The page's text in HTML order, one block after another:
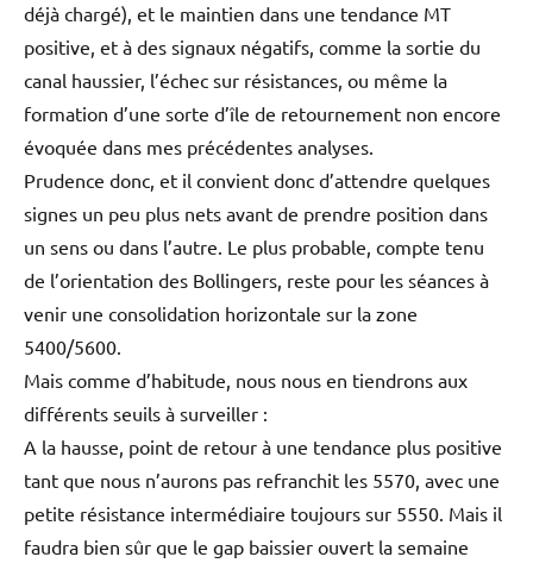
déjà chargé), et le maintien dans une tendance MT
positive, et à des signaux négatifs, comme la sortie du
canal haussier, l’échec sur résistances, ou même la
formation d’une sorte d’île de retournement non encore
évoquée dans mes précédentes analyses.
Prudence donc, et il convient donc d’attendre quelques
signes un peu plus nets avant de prendre position dans
un sens ou dans l’autre. Le plus probable, compte tenu
de l’orientation des Bollingers, reste pour les séances à
venir une consolidation horizontale sur la zone
5400/5600.
Mais comme d’habitude, nous nous en tiendrons aux
différents seuils à surveiller :
A la hausse, point de retour à une tendance plus positive
tant que nous n’aurons pas refranchit les 5570, avec une
petite résistance intermédiaire toujours sur 5550. Mais il
faudra bien sûr que le gap baissier ouvert la semaine